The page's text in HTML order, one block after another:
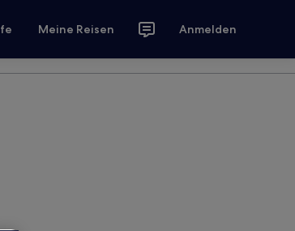
Meine Reisen Anmelden